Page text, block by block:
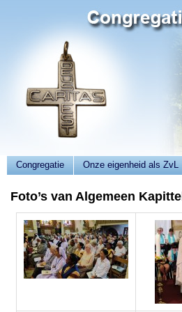
Congregatie Onze eigenheid als ZvL
Foto’s van Algemeen